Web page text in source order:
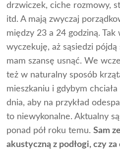
drzwiczek, ciche rozmowy,
itd. A mają zwyczaj
między 23 a 24 godziną.
wyczekuję, aż sąsiedzi
mam szansę usnąć. We
też w naturalny sposób
mieszkaniu i gdybym
dnia, aby na przykład
to niewykonalne. Aktualny
ponad pół roku temu.Sam
akustyczną z podłogi, czy za